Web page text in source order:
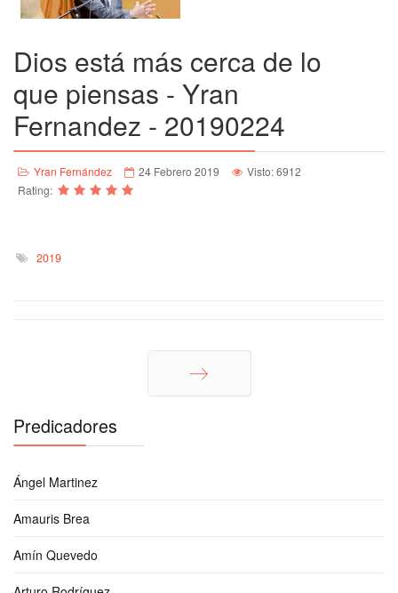
Dios está más cerca de lo
que piensas - Yran
Fernandez - 20190224
Yran Fernández 24 Febrero 2019
Visto: 6912
Rating:
2019
Predicadores
Ángel Martinez
Amauris Brea
Amín Quevedo